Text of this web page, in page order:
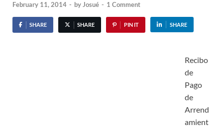
February 11, 2014 - byJosué - 1 Comment
SHARE SHARE PIN IT SHARE
Recibo
de
Pago
de
Arrend
amient